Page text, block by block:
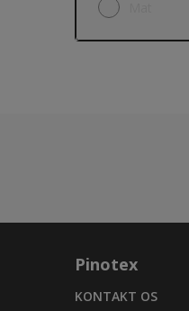
Pinotex
KONTAKT OS